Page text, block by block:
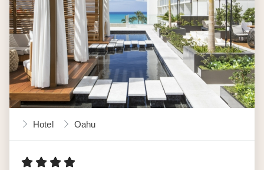
Hotel Oahu